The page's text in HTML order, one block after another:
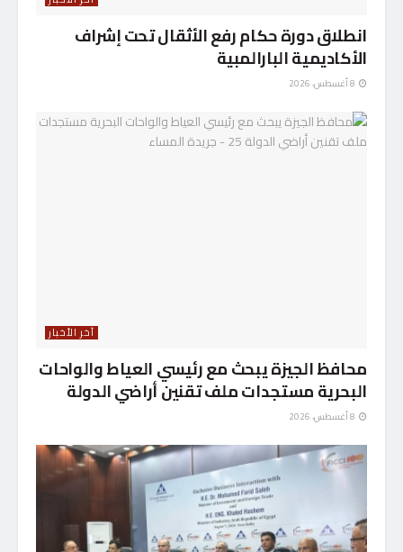
انطلاق دورة حكام رفع الأثقال تحت إشراف
الأكاديمية البارالمبية
آخر الأخبار
محافظ الجيزة يبحث مع رئيسي العياط والواحات
البحرية مستجدات ملف تقنين أراضي الدولة